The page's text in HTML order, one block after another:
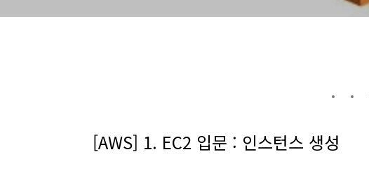
[AWS] 1. EC2 입문 : 인스턴스 생성